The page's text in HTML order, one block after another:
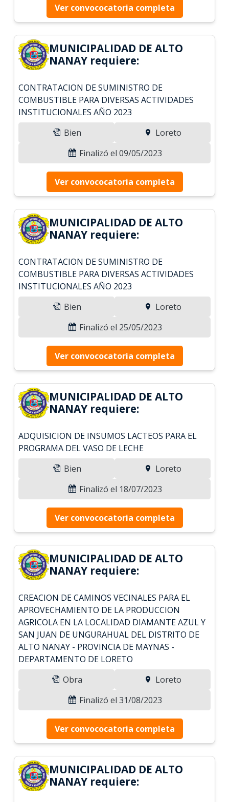
Ver convococatoria completa
MUNICIPALIDAD DE ALTO
NANAY requiere:
CONTRATACION DE SUMINISTRO DE
COMBUSTIBLE PARA DIVERSAS ACTIVIDADES
INSTITUCIONALES AÑO 2023
Bien
Loreto
Finalizó el 09/05/2023
Ver convococatoria completa
MUNICIPALIDAD DE ALTO
NANAY requiere:
CONTRATACION DE SUMINISTRO DE
COMBUSTIBLE PARA DIVERSAS ACTIVIDADES
INSTITUCIONALES AÑO 2023
Bien
Loreto
Finalizó el 25/05/2023
Ver convococatoria completa
MUNICIPALIDAD DE ALTO
NANAY requiere:
ADQUISICION DE INSUMOS LACTEOS PARA EL
PROGRAMA DEL VASO DE LECHE
Bien
Loreto
Finalizó el 18/07/2023
Ver convococatoria completa
MUNICIPALIDAD DE ALTO
NANAY requiere:
CREACION DE CAMINOS VECINALES PARA EL
APROVECHAMIENTO DE LA PRODUCCION
AGRICOLA EN LA LOCALIDAD DIAMANTE AZUL Y
SAN JUAN DE UNGURAHUAL DEL DISTRITO DE
ALTO NANAY - PROVINCIA DE MAYNAS -
DEPARTAMENTO DE LORETO
Obra
Loreto
Finalizó el 31/08/2023
Ver convococatoria completa
MUNICIPALIDAD DE ALTO
NANAY requiere: